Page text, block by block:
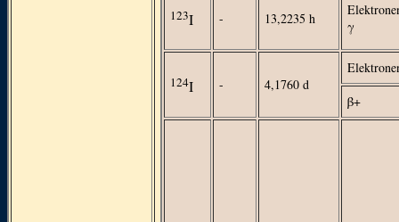
123I - 13,2235 h
γ
124I - 4,1760 d
β+